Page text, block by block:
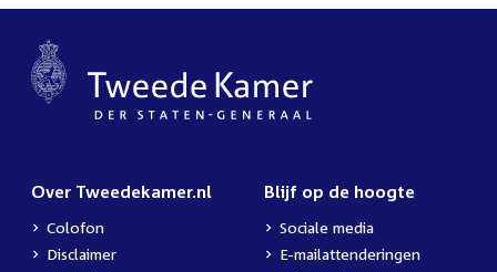
Over Tweedekamer.nl
Colofon
Disclaimer
Blijf op de hoogte
Sociale media
E-mailattenderingen